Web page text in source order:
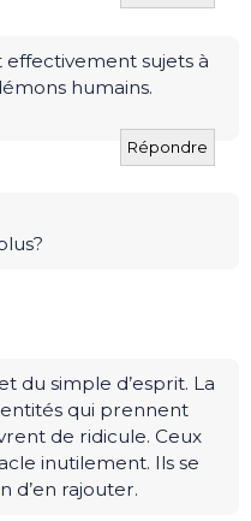
sujets à
humains.
Répondre
du simple d’esprit. La
qui prennent
de ridicule. Ceux
inutilement. Ils se
d’en rajouter.